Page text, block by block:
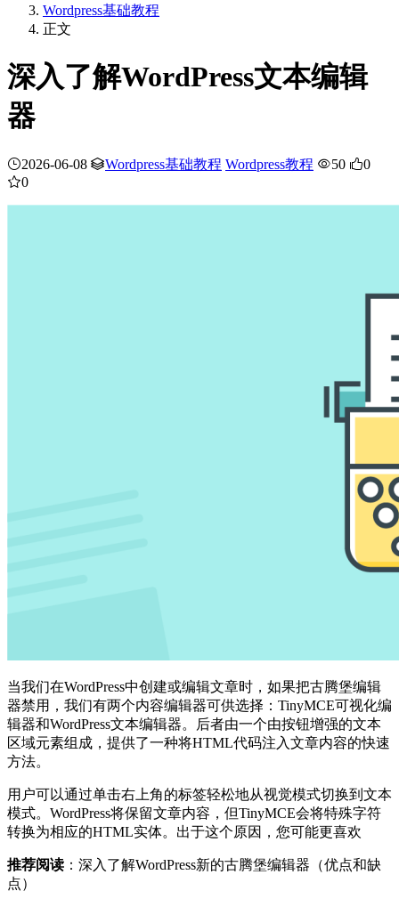
Wordpress基础教程
正文
深入了解WordPress文本编辑
器
2026-06-08 Wordpress基础教程 Wordpress教程 50
0
0
当我们在WordPress中创建或编辑文章时，如果把古腾堡编辑
器禁用，我们有两个内容编辑器可供选择：TinyMCE可视化编
辑器和WordPress文本编辑器。后者由一个由按钮增强的文本
区域元素组成，提供了一种将HTML代码注入文章内容的快速
方法。
用户可以通过单击右上角的标签轻松地从视觉模式切换到文本
模式。WordPress将保留文章内容，但TinyMCE会将特殊字符
转换为相应的HTML实体。出于这个原因，您可能更喜欢
推荐阅读 ：深入了解WordPress新的古腾堡编辑器（优点和缺
点）